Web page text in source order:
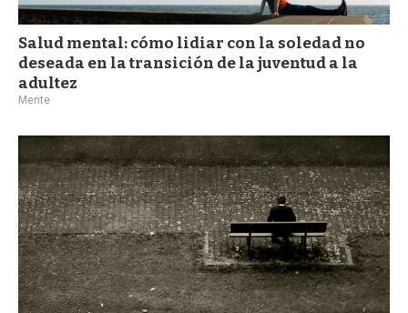
Salud mental: cómo lidiar con la soledad no
deseada en la transición de la juventud a la
adultez
Mente